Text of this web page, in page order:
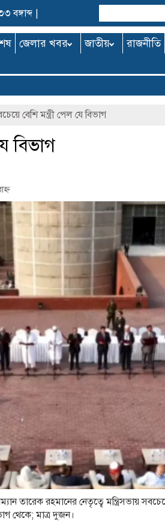
বঙ্গাব্দ
জেলার খবর জাতীয় রাজনীতি
বেশি মন্ত্রী পেল যে বিভাগ
বিভাগ
তারেক রহমানের নেতৃত্বে মন্ত্রিসভায়
থেকে; মাত্র দুজন।